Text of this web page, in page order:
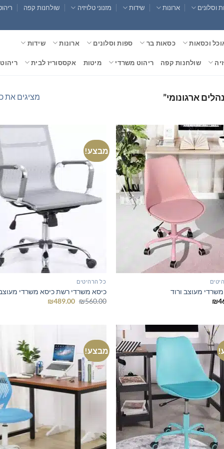
וסלונים ארונות שידות מזנוני טלויזיה שולחנות קפה
וכסאות כסאות בר ספות וסלונים ארונות שידות
שולחנות קפה ריהוט משרדי מיטות אקססוריז לבית ריהוט
ארגונומי” מציגים את כל ⁦16⁩
מעוצב ורוד
₪
מבצע!
כל הרהיטים
כיסא משרדי רשת כיסא משרדי
₪560.00
המחיר ₪489.00
המחיר
מבצע!